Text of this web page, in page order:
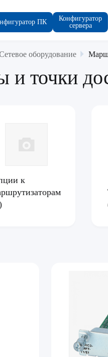
ПК
Конфигуратор
сервера
оборудование
и точки
к